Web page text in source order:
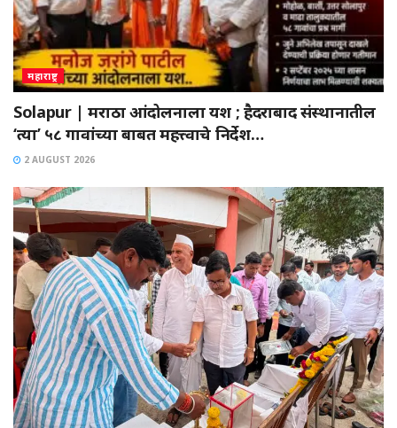
महाराष्ट्र
Solapur | मराठा आंदोलनाला यश ; हैदराबाद संस्थानातील
‘त्या’ ५८ गावांच्या बाबत महत्त्वाचे निर्देश…
2 AUGUST 2026